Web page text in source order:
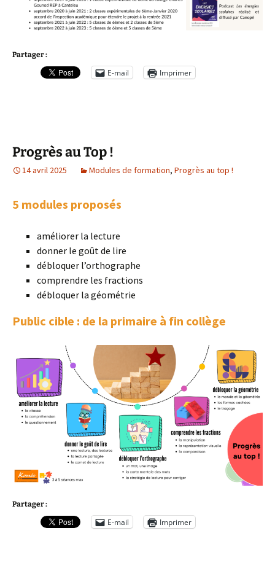
Partager :
E-mail Imprimer
Progrès au Top !
14 avril 2025 Modules de formation, Progrès au top !
5 modules proposés
améliorer la lecture
donner le goût de lire
débloquer l’orthographe
comprendre les fractions
débloquer la géométrie
Public cible : de la primaire à fin collège
Partager :
E-mail Imprimer